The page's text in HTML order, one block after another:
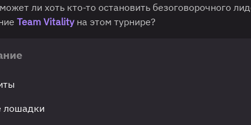
ли хоть кто-то остановить безоговорочного
Team Vitalityна этом турнире?
лошадки